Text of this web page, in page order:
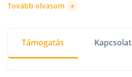
Tovább olvasom +
Támogatás Kapcsolat